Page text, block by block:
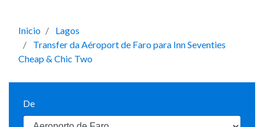
Inicio
Lagos
Transfer da Aéroport de Faro para Inn Seventies
Cheap & Chic Two
De